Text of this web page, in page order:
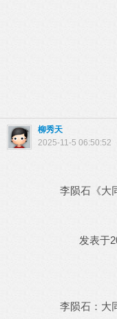
柳秀天
2025-11-5 06:50:52
李陨石《大同
发表于2007
李陨石：大